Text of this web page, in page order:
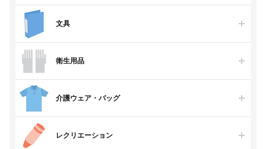
文具
衛生用品
介護ウェア・バッグ
レクリエーション